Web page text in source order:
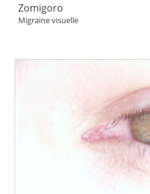
Zomigoro
Migraine visuelle